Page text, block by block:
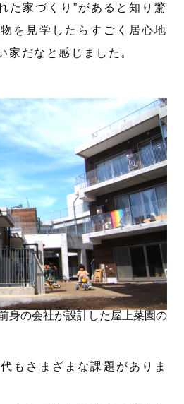
た家づくり”があると知り驚
を見学したらすごく居心地
家だなと感じました。
身の会社が設計した屋上菜園の
もさまざまな課題がありま